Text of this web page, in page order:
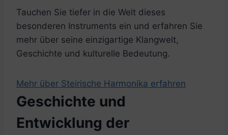
Tauchen Sie tiefer in die Welt dieses
besonderen Instruments ein und erfahren Sie
mehr über seine einzigartige Klangwelt,
Geschichte und kulturelle Bedeutung.
Mehr über Steirische Harmonika erfahren
Geschichte und
Entwicklung der